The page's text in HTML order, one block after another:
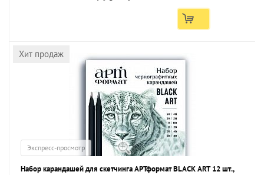
Хит продаж
Экспресс-просмотр
Набор карандашей для скетчинга АРТформат BLACK ART 12 шт.,